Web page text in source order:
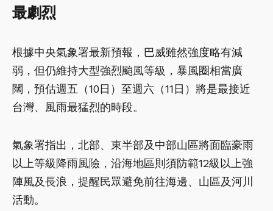
最劇烈
根據中央氣象署最新預報，巴威雖然強度略有減
弱，但仍維持大型強烈颱風等級，暴風圈相當廣
闊，預估週五（10日）至週六（11日）將是最接近
台灣、風雨最猛烈的時段。
氣象署指出，北部、東半部及中部山區將面臨豪雨
以上等級降雨風險，沿海地區則須防範12級以上強
陣風及長浪，提醒民眾避免前往海邊、山區及河川
活動。